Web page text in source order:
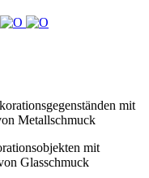
mit
Metallschmuck
mit
Glasschmuck